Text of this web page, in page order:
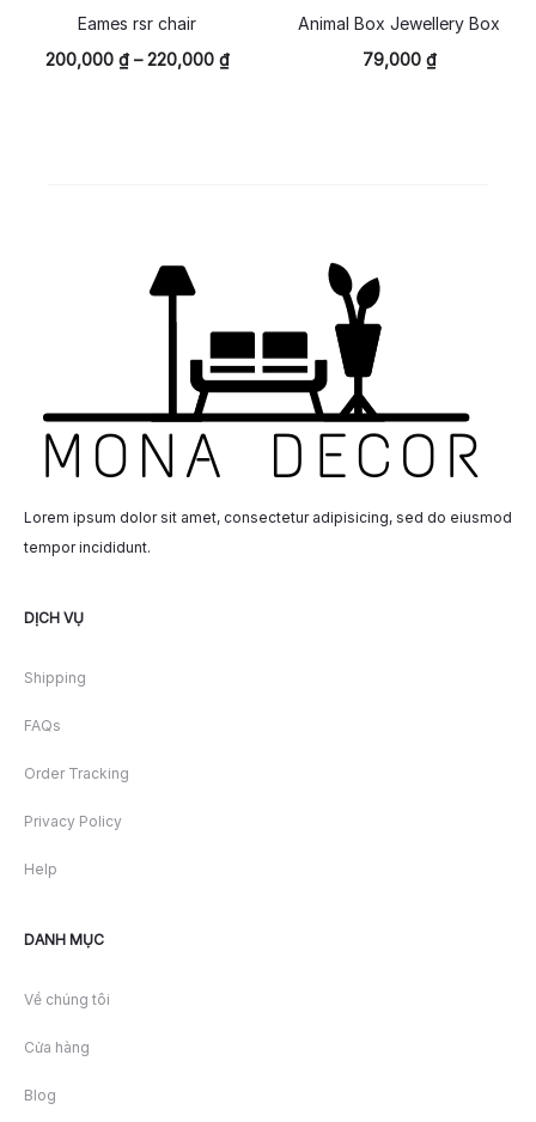
Eames rsr chair
200,000 ₫–220,000 ₫
Animal Box Jewellery Box
79,000 ₫
Lorem ipsum dolor sit amet, consectetur adipisicing, sed do eiusmod
tempor incididunt.
DỊCH VỤ
Shipping
FAQs
Order Tracking
Privacy Policy
Help
DANH MỤC
Về chúng tôi
Cửa hàng
Blog